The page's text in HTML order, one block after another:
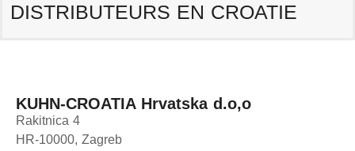
DISTRIBUTEURS EN CROATIE
KUHN-CROATIA Hrvatska d.o,o
Rakitnica 4
HR-10000, Zagreb